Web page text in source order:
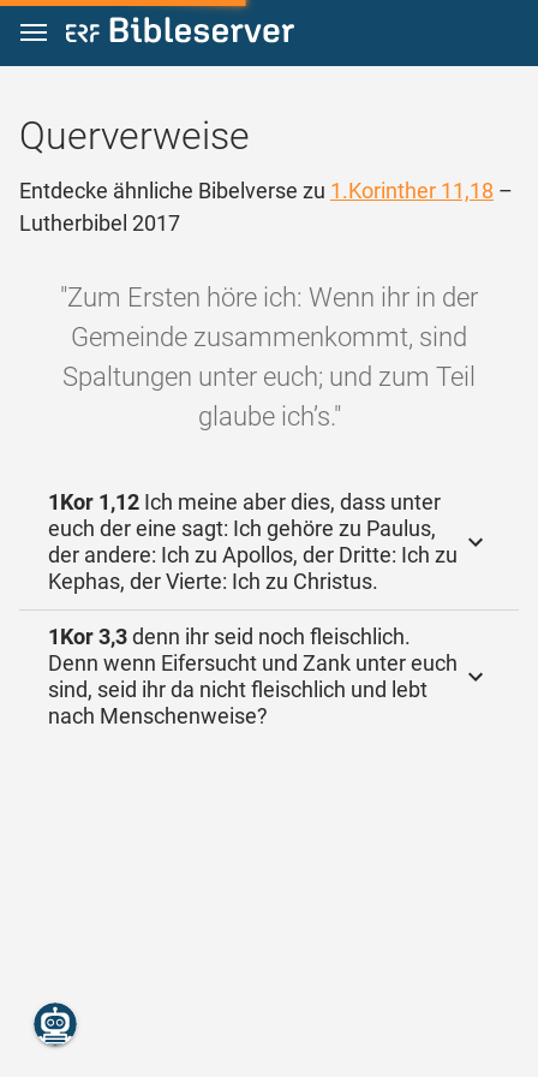
Zum Inhalt springen
Querverweise
Entdecke ähnliche Bibelverse zu 1.Korinther 11,18 –
Lutherbibel 2017
"Zum Ersten höre ich: Wenn ihr in der
Gemeinde zusammenkommt, sind
Spaltungen unter euch; und zum Teil
glaube ich’s."
1Kor 1,12 Ich meine aber dies, dass unter
euch der eine sagt: Ich gehöre zu Paulus,
der andere: Ich zu Apollos, der Dritte: Ich zu
Kephas, der Vierte: Ich zu Christus.
1Kor 3,3denn ihr seid noch fleischlich.
Denn wenn Eifersucht und Zank unter euch
sind, seid ihr da nicht fleischlich und lebt
nach Menschenweise?